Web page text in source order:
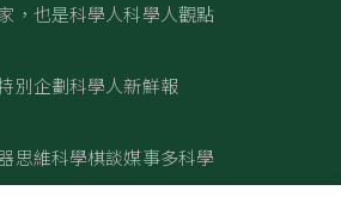
，也是科學人科學人觀點
別企劃科學人新鮮報
思維科學棋談媒事多科學